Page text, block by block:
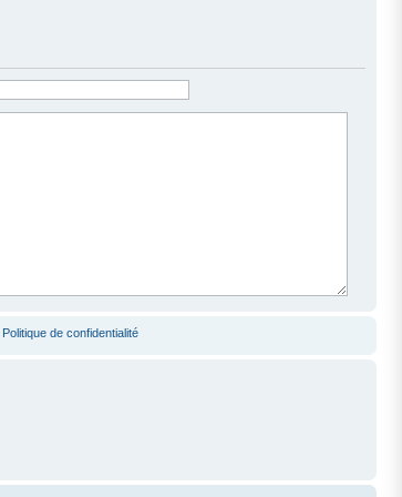
Politique de confidentialité